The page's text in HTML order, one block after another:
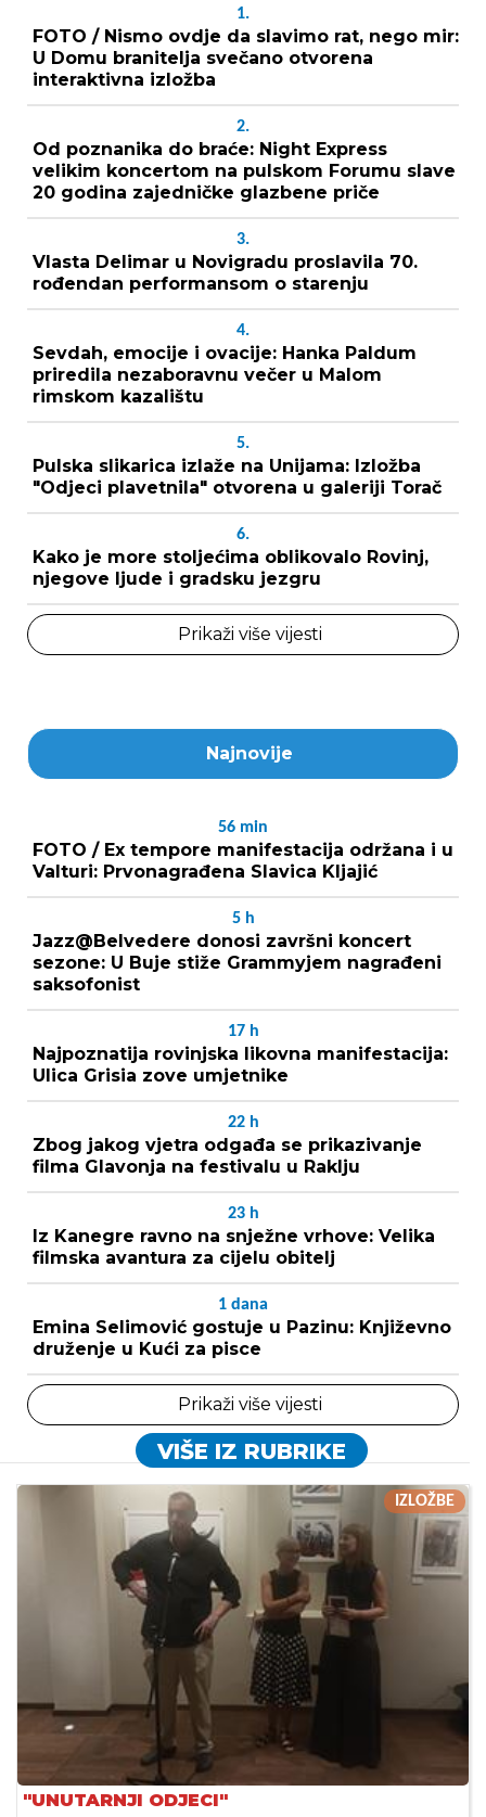
1.
FOTO / Nismo ovdje da slavimo rat, nego mir:
U Domu branitelja svečano otvorena
interaktivna izložba
2.
Od poznanika do braće: Night Express
velikim koncertom na pulskom Forumu slave
20 godina zajedničke glazbene priče
3.
Vlasta Delimar u Novigradu proslavila 70.
rođendan performansom o starenju
4.
Sevdah, emocije i ovacije: Hanka Paldum
priredila nezaboravnu večer u Malom
rimskom kazalištu
5.
Pulska slikarica izlaže na Unijama: Izložba
"Odjeci plavetnila" otvorena u galeriji Torač
6.
Kako je more stoljećima oblikovalo Rovinj,
njegove ljude i gradsku jezgru
Prikaži više vijesti
Najnovije
56 min
FOTO / Ex tempore manifestacija održana i u
Valturi: Prvonagrađena Slavica Kljajić
5 h
Jazz@Belvedere donosi završni koncert
sezone: U Buje stiže Grammyjem nagrađeni
saksofonist
17 h
Najpoznatija rovinjska likovna manifestacija:
Ulica Grisia zove umjetnike
22 h
Zbog jakog vjetra odgađa se prikazivanje
filma Glavonja na festivalu u Raklju
23 h
Iz Kanegre ravno na snježne vrhove: Velika
filmska avantura za cijelu obitelj
1 dana
Emina Selimović gostuje u Pazinu: Književno
druženje u Kući za pisce
Prikaži više vijesti
VIŠE IZ RUBRIKE
IZLOŽBE
"UNUTARNJI ODJECI"